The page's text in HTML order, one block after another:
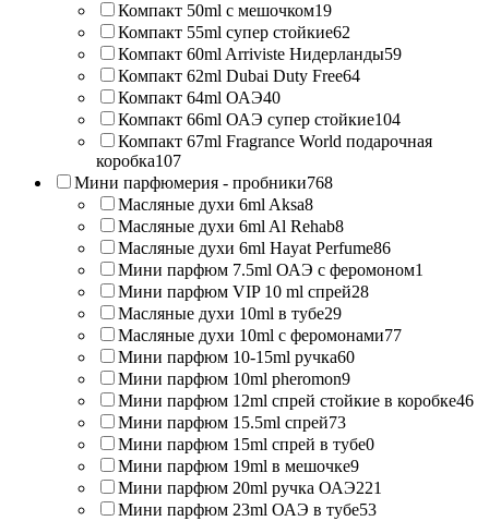
Компакт 50ml с мешочком19
Компакт 55ml супер стойкие62
Компакт 60ml Arriviste Нидерланды59
Компакт 62ml Dubai Duty Free64
Компакт 64ml ОАЭ40
Компакт 66ml ОАЭ супер стойкие104
Компакт 67ml Fragrance World подарочная
коробка107
Мини парфюмерия - пробники768
Масляные духи 6ml Aksa8
Масляные духи 6ml Al Rehab8
Масляные духи 6ml Hayat Perfume86
Мини парфюм 7.5ml ОАЭ с феромоном1
Мини парфюм VIP 10 ml спрей28
Масляные духи 10ml в тубе29
Масляные духи 10ml с феромонами77
Мини парфюм 10-15ml ручка60
Мини парфюм 10ml pheromon9
Мини парфюм 12ml спрей стойкие в коробке46
Мини парфюм 15.5ml спрей73
Мини парфюм 15ml спрей в тубе0
Мини парфюм 19ml в мешочке9
Мини парфюм 20ml ручка ОАЭ221
Мини парфюм 23ml ОАЭ в тубе53